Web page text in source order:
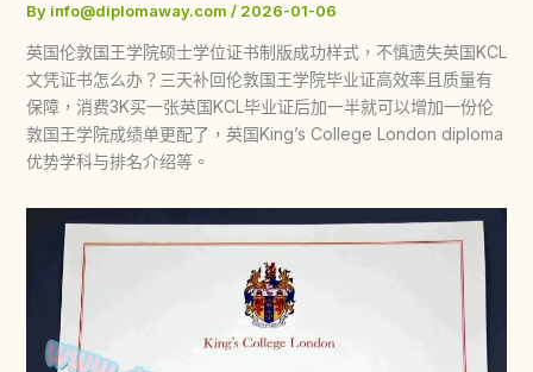
By info@diplomaway.com / 2026-01-06
英国伦敦国王学院硕士学位证书制版成功样式，不慎遗失英国KCL
文凭证书怎么办？三天补回伦敦国王学院毕业证高效率且质量有
保障，消费3K买一张英国KCL毕业证后加一半就可以增加一份伦
敦国王学院成绩单更配了，英国King’s College London diploma
优势学科与排名介绍等。